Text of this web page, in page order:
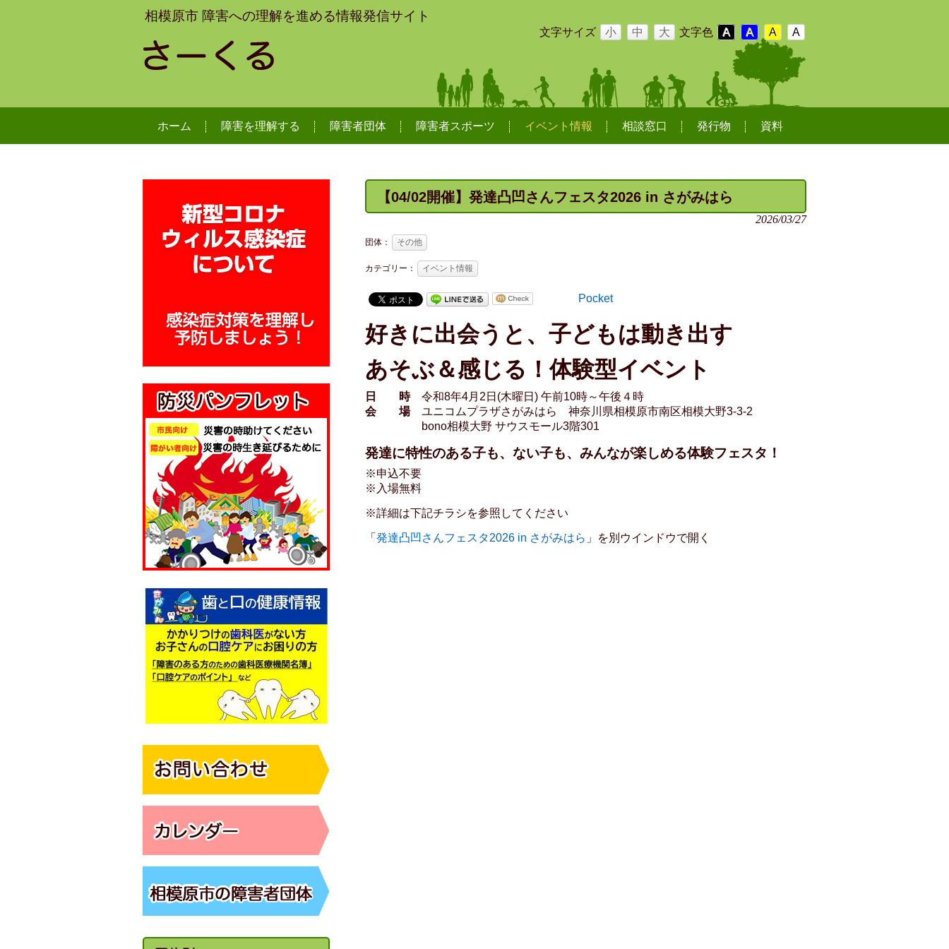
相模原市 障害への理解を進める情報発信サイト
文字サイズ 小 中 大 文字色 A A A A
ホーム 障害を理解する 障害者団体 障害者スポーツ イベント情報 相談窓口 発行物 資料
【04/02開催】発達凸凹さんフェスタ2026 in さがみはら
2026/03/27
団体： その他
カテゴリー： イベント情報
Pocket
好きに出会うと、子どもは動き出す
あそぶ＆感じる！体験型イベント
日 時令和8年4月2日(木曜日) 午前10時～午後４時
会 場ユニコムプラザさがみはら 神奈川県相模原市南区相模大野3-3-2
bono相模大野 サウスモール3階301
発達に特性のある子も、ない子も、みんなが楽しめる体験フェスタ！
※申込不要
※入場無料
※詳細は下記チラシを参照してください
「 発達凸凹さんフェスタ2026 in さがみはら 」を別ウインドウで開く